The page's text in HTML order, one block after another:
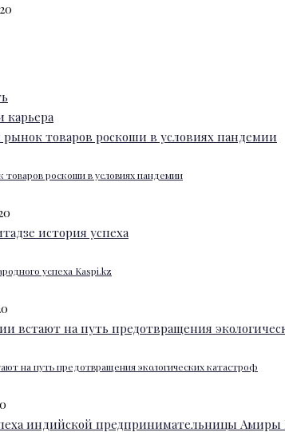
карьера
товаров роскоши в условиях пандемии
успеха Kaspi.kz
на путь предотвращения экологических катастроф